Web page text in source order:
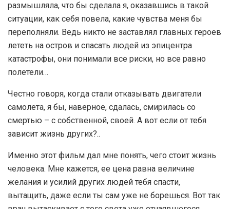
размышляла, что бы сделала я, оказавшись в такой
ситуации, как себя повела, какие чувства меня бы
переполняли. Ведь никто не заставлял главных героев
лететь на остров и спасать людей из эпицентра
катастрофы, они понимали все риски, но все равно
полетели…
Честно говоря, когда стали отказывать двигатели
самолета, я бы, наверное, сдалась, смирилась со
смертью – с собственной, своей. А вот если от тебя
зависит жизнь других?..
Именно этот фильм дал мне понять, чего стоит жизнь
человека. Мне кажется, ее цена равна величине
желания и усилий других людей тебя спасти,
вытащить, даже если ты сам уже не борешься. Вот так